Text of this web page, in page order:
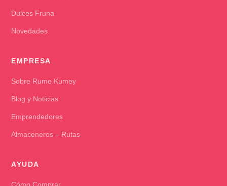
Dulces Fruna
Novedades
EMPRESA
Sobre Rume Kumey
Blog y Noticias
Emprendedores
Almaceneros – Rutas
AYUDA
Cómo Comprar